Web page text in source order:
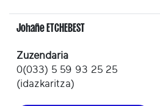
Johañe ETCHEBEST
Zuzendaria
0(033) 5 59 93 25 25
(idazkaritza)